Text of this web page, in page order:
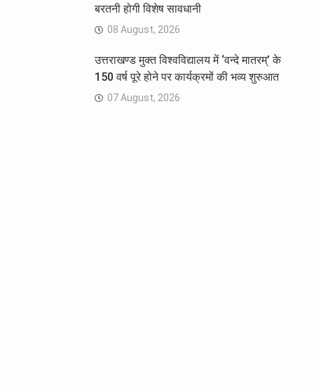
बरतनी होगी विशेष सावधानी
08 August, 2026
उत्तराखण्ड मुक्त विश्वविद्यालय में ‘वन्दे मातरम्’ के
150 वर्ष पूरे होने पर कार्यक्रमों की भव्य शुरुआत
07 August, 2026